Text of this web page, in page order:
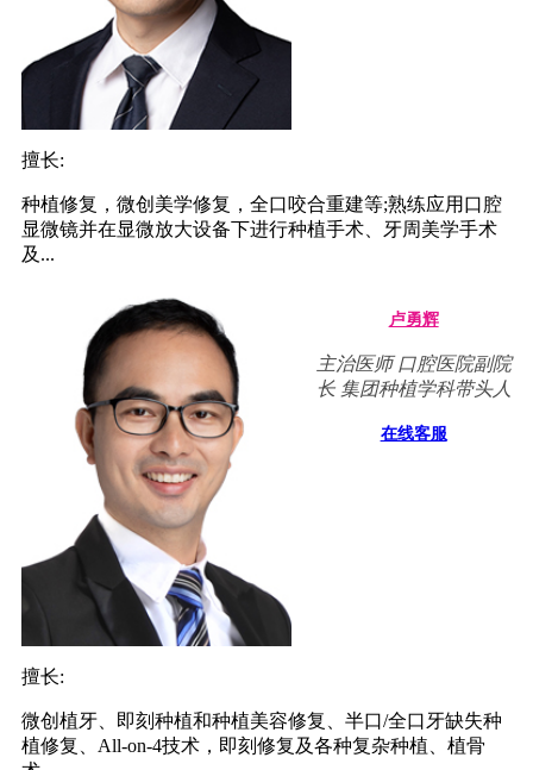
擅长:
种植修复，微创美学修复，全口咬合重建等;熟练应用口腔
显微镜并在显微放大设备下进行种植手术、牙周美学手术
及...
卢勇辉
主治医师 口腔医院副院
长 集团种植学科带头人
在线客服
擅长:
微创植牙、即刻种植和种植美容修复、半口/全口牙缺失种
植修复、All-on-4技术，即刻修复及各种复杂种植、植骨